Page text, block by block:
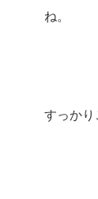
ね。
すっかり